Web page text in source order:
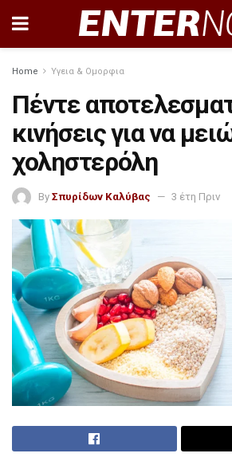
Home Υγεια & Ομορφια
Πέντε
κινήσεις για να
χοληστερόλη
By Σπυρίδων Καλύβας 3 έτη Πριν